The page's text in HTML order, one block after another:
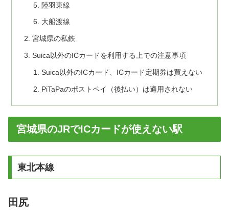
陸羽東線
大船渡線
宮城県の私鉄
Suica以外のICカードを利用する上での注意事項
Suica以外のICカード、ICカード定期券は買えない
PiTaPaのポストペイ（後払い）は適用されない
宮城県のJRでICカードが使えない駅
東北本線
田尻